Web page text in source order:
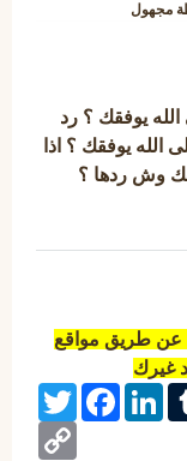
مجهول
يوفقك ؟ رد
الله يوفقك ؟ اذا
وش ردها ؟
عن طريق مواقع
غيرك
Twitter
FacebookLinkedIn
Copy
Link